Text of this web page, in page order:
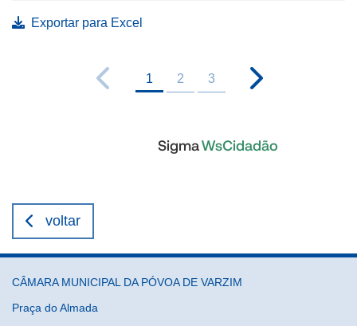
Exportar para Excel
1 2 3
voltar
CÂMARA MUNICIPAL DA PÓVOA DE VARZIM
Praça do Almada